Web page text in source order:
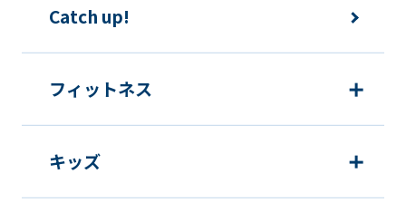
Catch up!
フィットネス
キッズ